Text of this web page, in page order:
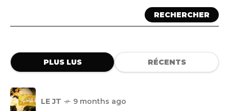
RECHERCHER
PLUS LUS RÉCENTS
LE JT 9 months ago